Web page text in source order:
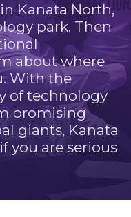
Kanata North,
park. Then
about where
With the
of technology
promising
giants, Kanata
you are serious